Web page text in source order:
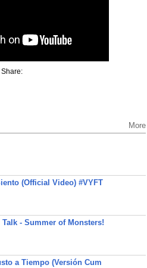
Share:
More
(Official Video) #VYFT
- Summer of Monsters!
a Tiempo (Versión Cum